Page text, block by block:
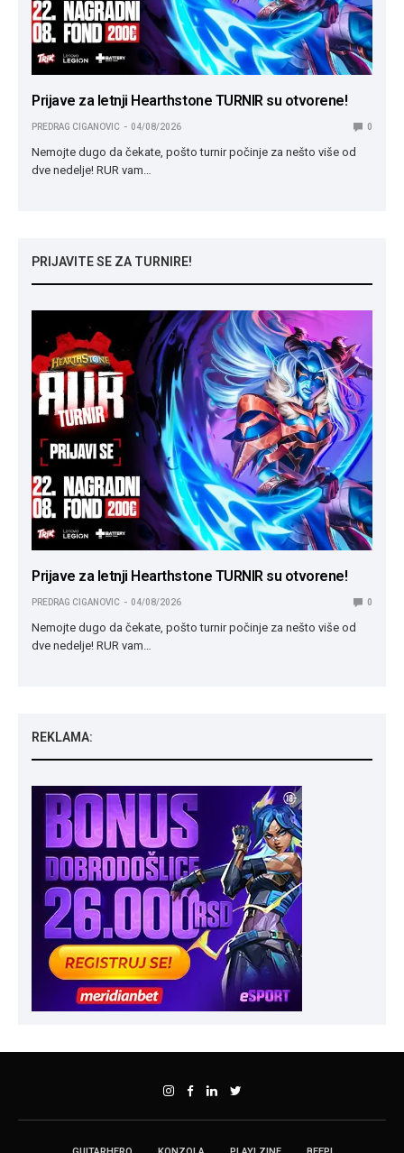
Prijave za letnji Hearthstone TURNIR su otvorene!
PREDRAG CIGANOVIC 04/08/2026 0
Nemojte dugo da čekate, pošto turnir počinje za nešto više od
dve nedelje! RUR vam…
PRIJAVITE SE ZA TURNIRE!
Prijave za letnji Hearthstone TURNIR su otvorene!
PREDRAG CIGANOVIC 04/08/2026 0
Nemojte dugo da čekate, pošto turnir počinje za nešto više od
dve nedelje! RUR vam…
REKLAMA: